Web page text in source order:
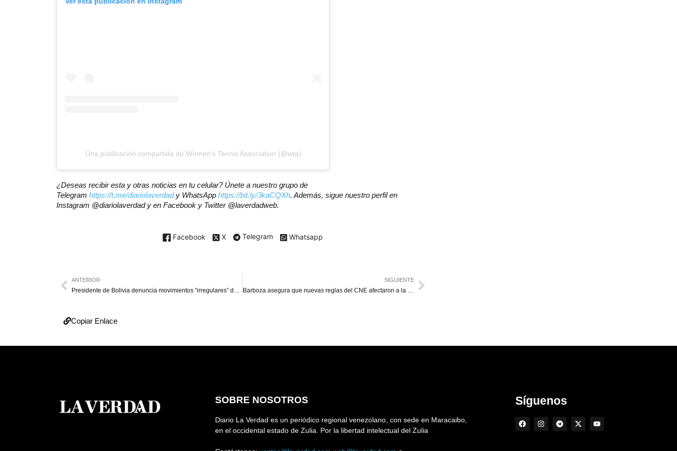
Una publicación compartida de Women’s Tennis Association (@wta)
¿Deseas recibir esta y otras noticias en tu celular? Únete a nuestro grupo de
Telegram https://t.me/diariolaverdady WhatsApp https://bit.ly/3kaCQXh. Además, sigue nuestro perfil en
Instagram @diariolaverdad y en Facebook y Twitter @laverdadweb.
Facebook X Telegram Whatsapp
ANTERIOR SIGUIENTE
Copiar Enlace
SOBRE NOSOTROS
Diario La Verdad es un periódico regional venezolano, con sede en Maracaibo,
en el occidental estado de Zulia. Por la libertad intelectual del Zulia
Síguenos